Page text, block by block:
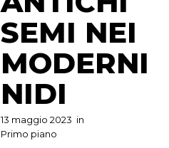
SEMI NEI
MODERNI
NIDI
13 maggio 2023 in
Primo piano